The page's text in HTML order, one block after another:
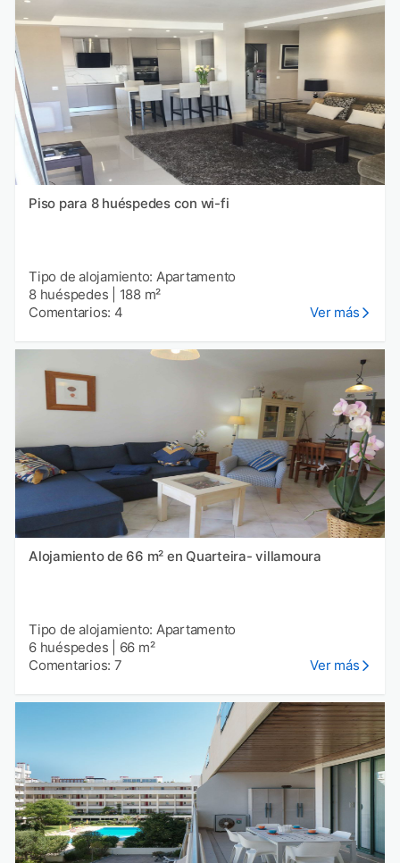
Piso para 8 huéspedes con wi-fi
Tipo de alojamiento: Apartamento
8 huéspedes
188 m²
Comentarios: 4
Ver más
Alojamiento de 66 m² en Quarteira- villamoura
Tipo de alojamiento: Apartamento
6 huéspedes
66 m²
Comentarios: 7
Ver más